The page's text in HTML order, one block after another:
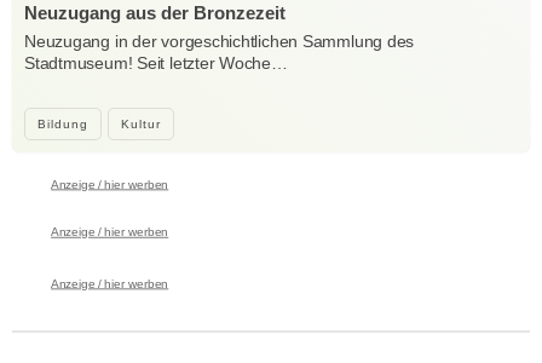
Bildung Kultur
Neuzugang aus der Bronzezeit
Neuzugang in der vorgeschichtlichen Sammlung des
Stadtmuseum! Seit letzter Woche…
Anzeige / hier werben
Anzeige / hier werben
Anzeige / hier werben